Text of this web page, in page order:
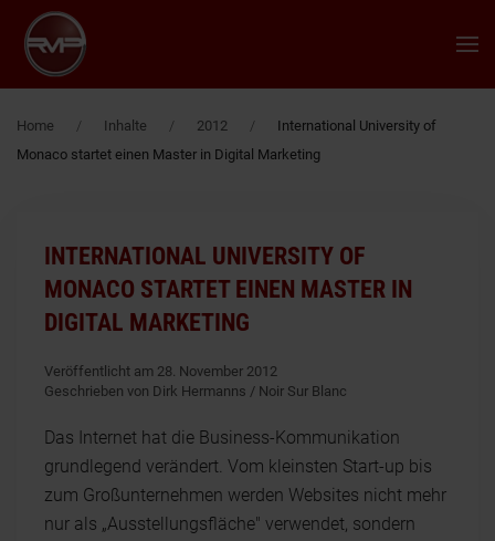
Zum Hauptinhalt springen
Home Inhalte 2012
International University of
Monaco startet einen Master in Digital Marketing
INTERNATIONAL UNIVERSITY OF
MONACO STARTET EINEN MASTER IN
DIGITAL MARKETING
Veröffentlicht am 28. November 2012
Geschrieben von Dirk Hermanns / Noir Sur Blanc
Das Internet hat die Business-Kommunikation
grundlegend verändert. Vom kleinsten Start-up bis
zum Großunternehmen werden Websites nicht mehr
nur als „Ausstellungsfläche" verwendet, sondern